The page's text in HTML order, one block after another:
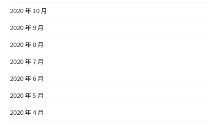
2020 年 10 月
2020 年 9 月
2020 年 8 月
2020 年 7 月
2020 年 6 月
2020 年 5 月
2020 年 4 月